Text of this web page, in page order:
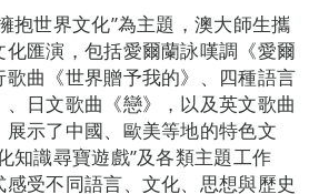
抱世界文化”為主題，澳大師生攜
匯演，包括愛爾蘭詠嘆調《愛爾
曲《世界贈予我的》、四種語言
日文歌曲《戀》，以及英文歌曲
展示了中國、歐美等地的特色文
知識尋寶遊戲”及各類主題工作
受不同語言、文化、思想與歷史